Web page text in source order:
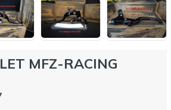
MFZ-RACING